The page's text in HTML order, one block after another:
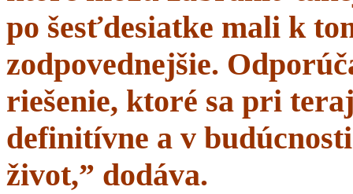
po šesťdesiatke mali k
zodpovednejšie.
riešenie, ktoré sa pri
definitívne a v
život,” dodáva.